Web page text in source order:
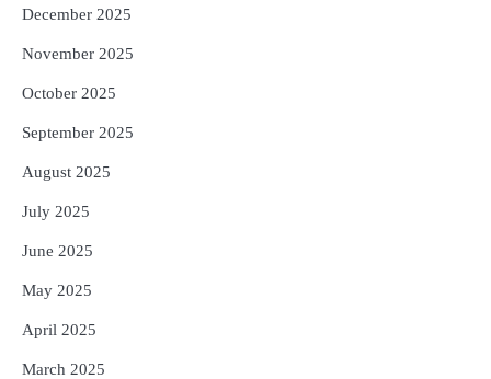
December 2025
November 2025
October 2025
September 2025
August 2025
July 2025
June 2025
May 2025
April 2025
March 2025